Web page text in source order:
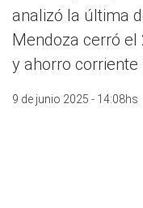
analizó la última
Mendoza cerró el
y ahorro corriente
9 de junio 2025 - 14:08hs